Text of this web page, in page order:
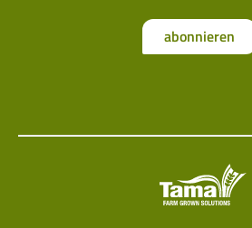
abonnieren